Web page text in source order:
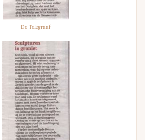
De Telegraaf